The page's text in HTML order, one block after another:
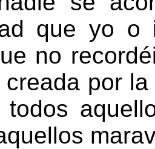
que yo o
no
por